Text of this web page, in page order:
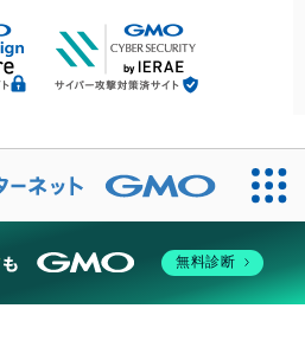
無料診断